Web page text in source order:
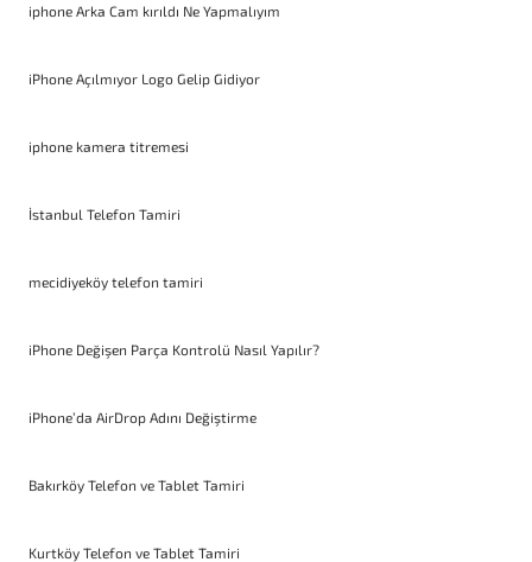
iphone Arka Cam kırıldı Ne Yapmalıyım
iPhone Açılmıyor Logo Gelip Gidiyor
iphone kamera titremesi
İstanbul Telefon Tamiri
mecidiyeköy telefon tamiri
iPhone Değişen Parça Kontrolü Nasıl Yapılır?
iPhone’da AirDrop Adını Değiştirme
Bakırköy Telefon ve Tablet Tamiri
Kurtköy Telefon ve Tablet Tamiri